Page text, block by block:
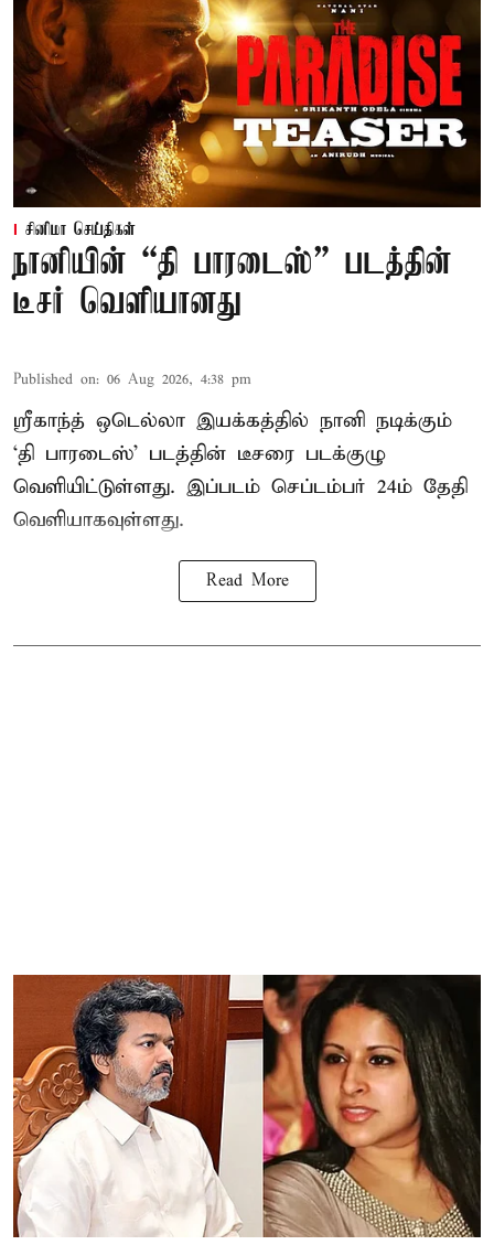
சினிமா செய்திகள்
நானியின் “தி பாரடைஸ்” படத்தின்
டீசர் வெளியானது
Published on: 06 Aug 2026, 4:38 pm
ஸ்ரீகாந்த் ஒடெல்லா இயக்கத்தில் நானி நடிக்கும்
‘தி பாரடைஸ்’ படத்தின் டீசரை படக்குழு
வெளியிட்டுள்ளது. இப்படம் செப்டம்பர் 24ம் தேதி
வெளியாகவுள்ளது.
Read More